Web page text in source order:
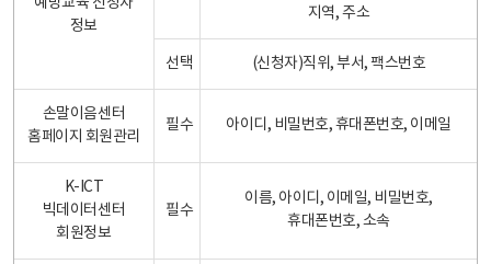
예방교육 신청자
정보
지역, 주소
선택 (신청자)직위, 부서, 팩스번호
손말이음센터
홈페이지 회원관리
필수 아이디, 비밀번호, 휴대폰번호, 이메일
K-ICT
빅데이터센터
회원정보
필수
이름, 아이디, 이메일, 비밀번호,
휴대폰번호, 소속